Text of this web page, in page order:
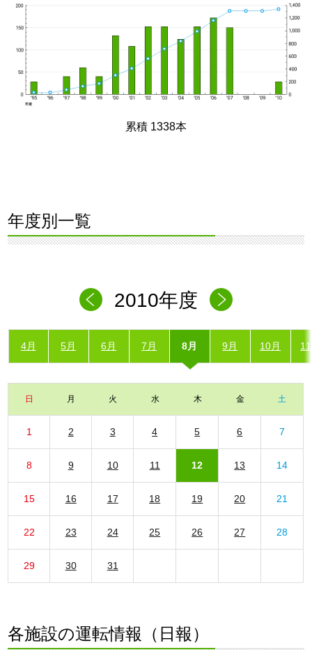
累積 1338本
年度別一覧
2010年度
4月 5月 6月 7月 8月 9月 10月
日 月 火 水 木 金 土
1 2 3 4 5 6 7
8 9 10 11 12 13 14
15 16 17 18 19 20 21
22 23 24 25 26 27 28
29 30 31
各施設の運転情報（日報）